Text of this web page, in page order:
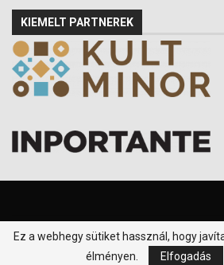
KIEMELT PARTNEREK
© 2016-2026 - Klikk P.T. - Minden
Ez a webhegy sütiket hassznál, hogy
élményen.
Elfogadás